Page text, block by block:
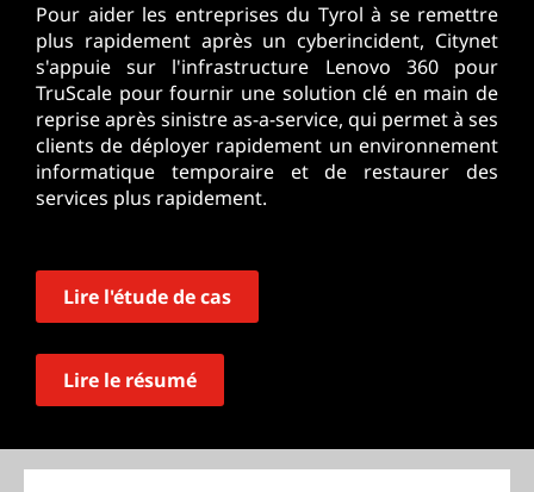
Pour aider les entreprises du Tyrol à se remettre
plus rapidement après un cyberincident, Citynet
s'appuie sur l'infrastructure Lenovo 360 pour
TruScale pour fournir une solution clé en main de
reprise après sinistre as-a-service, qui permet à ses
clients de déployer rapidement un environnement
informatique temporaire et de restaurer des
services plus rapidement.
Lire l'étude de cas
Lire le résumé